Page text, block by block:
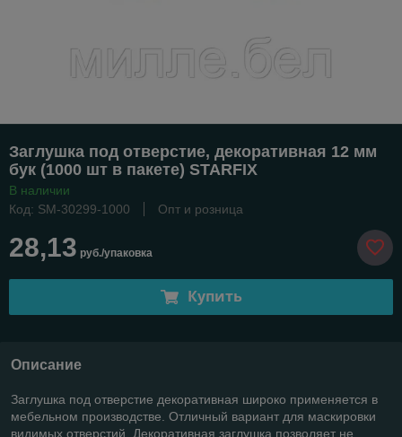
Заглушка под отверстие, декоративная 12 мм
бук (1000 шт в пакете) STARFIX
В наличии
Код: SM-30299-1000
Опт и розница
28,13 руб./упаковка
Купить
Описание
Заглушка под отверстие декоративная широко применяется в
мебельном производстве. Отличный вариант для маскировки
видимых отверстий. Декоративная заглушка позволяет не